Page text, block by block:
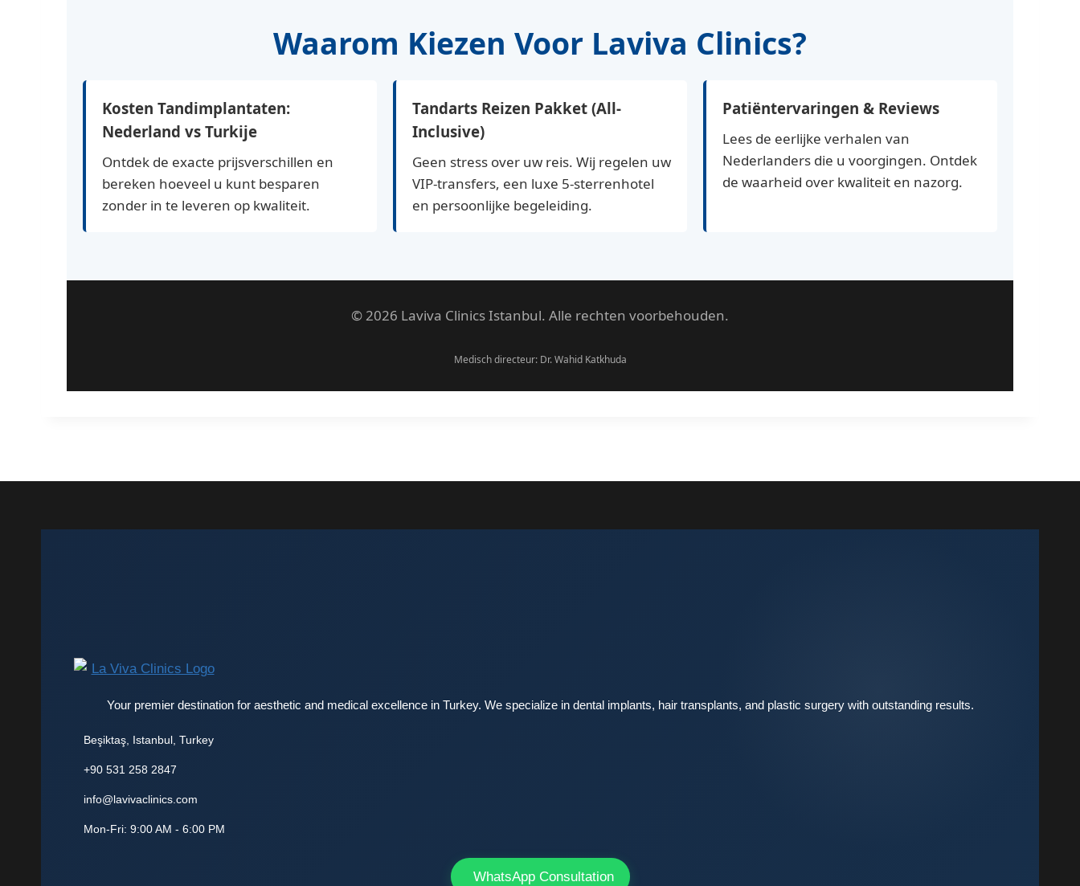
Waarom Kiezen Voor Laviva Clinics?
Kosten Tandimplantaten:
Nederland vs Turkije
Ontdek de exacte prijsverschillen en
bereken hoeveel u kunt besparen
zonder in te leveren op kwaliteit.
Tandarts Reizen Pakket (All-
Inclusive)
Geen stress over uw reis. Wij regelen uw
VIP-transfers, een luxe 5-sterrenhotel
en persoonlijke begeleiding.
Patiëntervaringen & Reviews
Lees de eerlijke verhalen van
Nederlanders die u voorgingen. Ontdek
de waarheid over kwaliteit en nazorg.
© 2026 Laviva Clinics Istanbul. Alle rechten voorbehouden.
Medisch directeur: Dr. Wahid Katkhuda
Your premier destination for aesthetic and medical excellence in Turkey. We specialize in dental implants, hair transplants, and plastic surgery with outstanding results.
Beşiktaş, Istanbul, Turkey
+90 531 258 2847
info@lavivaclinics.com
Mon-Fri: 9:00 AM - 6:00 PM
WhatsApp Consultation